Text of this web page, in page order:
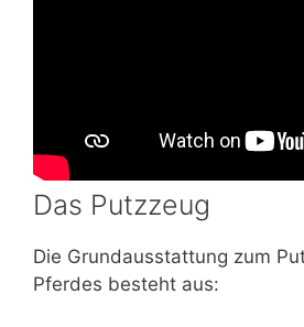
Das Putzzeug
Die Grundausstattung zum
Pferdes besteht aus: